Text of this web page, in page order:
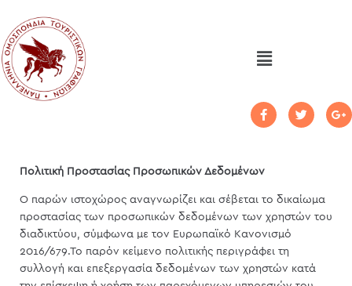
Πολιτική Προστασίας Προσωπικών Δεδομένων
Ο παρών ιστοχώρος αναγνωρίζει και σέβεται το δικαίωμα
προστασίας των προσωπικών δεδομένων των χρηστών του
διαδικτύου, σύμφωνα με τον Ευρωπαϊκό Κανονισμό
2016/679.Το παρόν κείμενο πολιτικής περιγράφει τη
συλλογή και επεξεργασία δεδομένων των χρηστών κατά